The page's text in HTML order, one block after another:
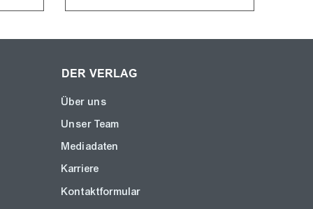
DER VERLAG
Über uns
Unser Team
Mediadaten
Karriere
Kontaktformular